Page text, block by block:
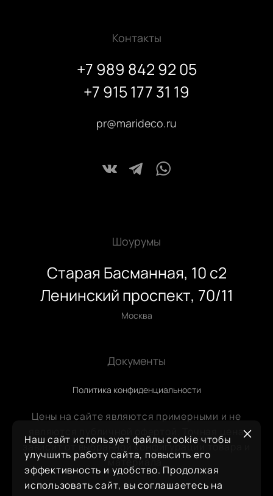
Контакты
+7 989 842 92 05
+7 915 177 31 19
pr@marideco.ru
Шоурумы
Старая Басманная, 10 с2
Ленинский проспект, 70/11
Москва
Документы
Политика конфиденциальности
Цены на сайте являются примерными и не
являются публичной офертой. Точная цена
зависит от выбранной конфигурации товара и
материала.
Наш сайт использует файлы cookie чтобы
улучшить работу сайта, повысить его
эффективность и удобство. Продолжая
использовать сайт, вы соглашаетесь на